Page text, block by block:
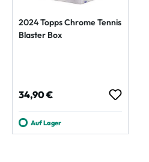
2024 Topps Chrome Tennis
Blaster Box
Regulärer Preis:
34,90 €
Auf Lager